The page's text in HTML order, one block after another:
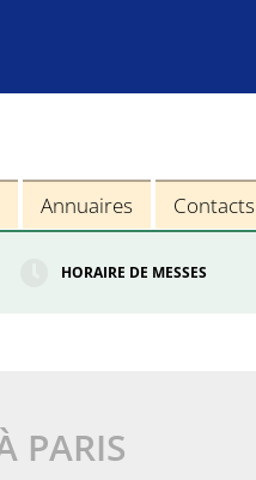
Annuaires Contacts
HORAIRE DE MESSES
PARIS